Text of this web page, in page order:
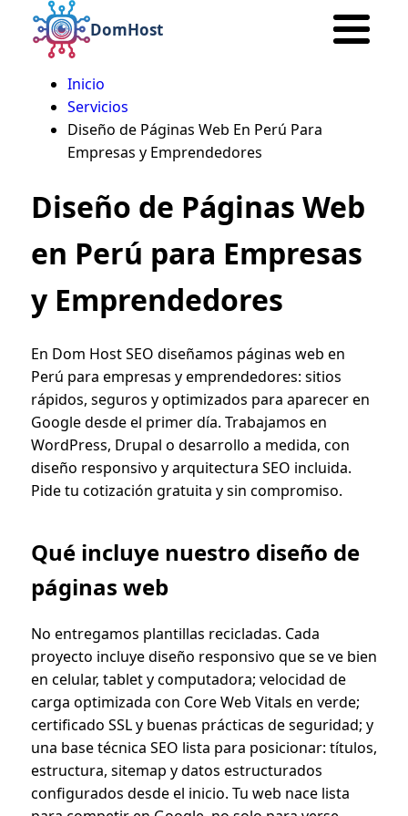
DomHostSeo
Ruta
de
Inicio
Servicios
Diseño de Páginas Web En Perú Para
Empresas y Emprendedores
Diseño de Páginas Web
en Perú para Empresas
y Emprendedores
En Dom Host SEO diseñamos páginas web en
Perú para empresas y emprendedores: sitios
rápidos, seguros y optimizados para aparecer en
Google desde el primer día. Trabajamos en
WordPress, Drupal o desarrollo a medida, con
diseño responsivo y arquitectura SEO incluida.
Pide tu cotización gratuita y sin compromiso.
Qué incluye nuestro diseño de
páginas web
No entregamos plantillas recicladas. Cada
proyecto incluye diseño responsivo que se ve bien
en celular, tablet y computadora; velocidad de
carga optimizada con Core Web Vitals en verde;
certificado SSL y buenas prácticas de seguridad; y
una base técnica SEO lista para posicionar: títulos,
estructura, sitemap y datos estructurados
configurados desde el inicio. Tu web nace lista